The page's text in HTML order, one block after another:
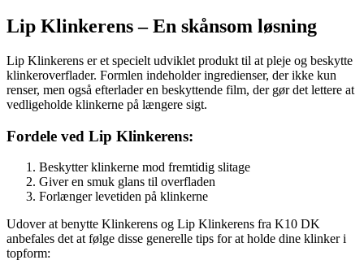
Lip Klinkerens – En skånsom løsning
Lip Klinkerens er et specielt udviklet produkt til at pleje og beskytte
klinkeroverflader. Formlen indeholder ingredienser, der ikke kun
renser, men også efterlader en beskyttende film, der gør det lettere at
vedligeholde klinkerne på længere sigt.
Fordele ved Lip Klinkerens:
Beskytter klinkerne mod fremtidig slitage
Giver en smuk glans til overfladen
Forlænger levetiden på klinkerne
Udover at benytte Klinkerens og Lip Klinkerens fra K10 DK
anbefales det at følge disse generelle tips for at holde dine klinker i
topform: